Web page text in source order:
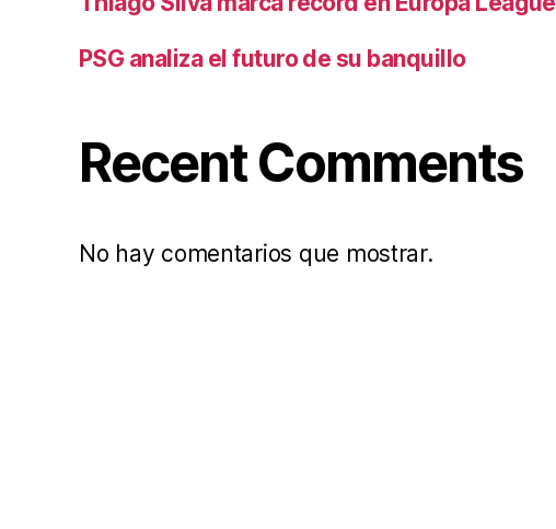
PSG analiza el futuro de su banquillo
Recent Comments
No hay comentarios que mostrar.